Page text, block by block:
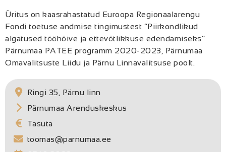
Üritus on kaasrahastatud Euroopa Regionaalarengu
Fondi toetuse andmise tingimustest “Piirkondlikud
algatused tööhõive ja ettevõtlikkuse edendamiseks”
Pärnumaa PATEE programm 2020-2023, Pärnumaa
Omavalitsuste Liidu ja Pärnu Linnavalitsuse poolt.
Ringi 35, Pärnu linn
Pärnumaa Arenduskeskus
Tasuta
toomas@parnumaa.ee